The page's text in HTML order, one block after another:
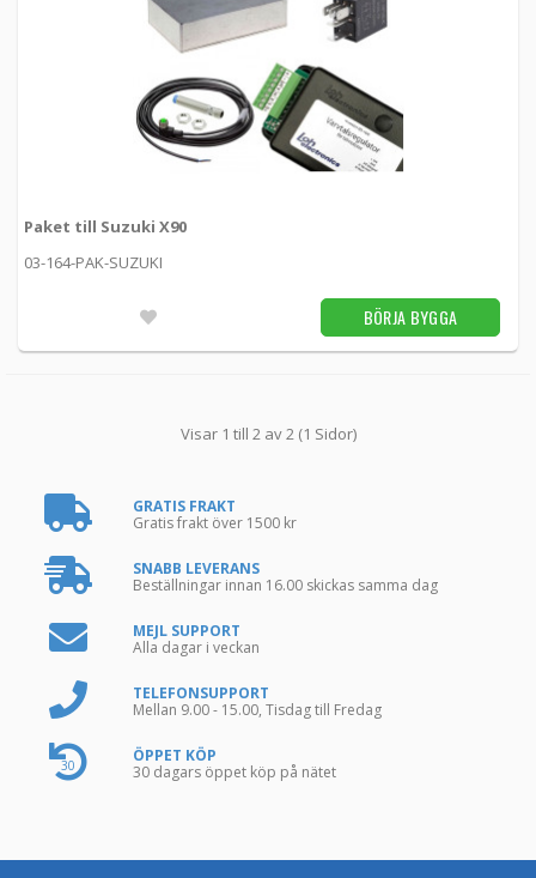
Paket till Suzuki X90
03-164-PAK-SUZUKI
BÖRJA BYGGA
Visar 1 till 2 av 2 (1 Sidor)
GRATIS FRAKT
Gratis frakt över 1500 kr
SNABB LEVERANS
Beställningar innan 16.00 skickas samma dag
MEJL SUPPORT
Alla dagar i veckan
TELEFONSUPPORT
Mellan 9.00 - 15.00, Tisdag till Fredag
30
ÖPPET KÖP
30 dagars öppet köp på nätet